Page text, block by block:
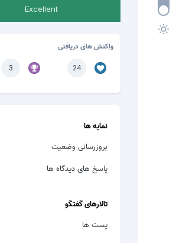
Excellent
واکنش های دریافتی
24
3
نمایه ها
بروزرسانی وضعیت
پاسخ های دیدگاه ها
تالارهای گفتگو
پست ها